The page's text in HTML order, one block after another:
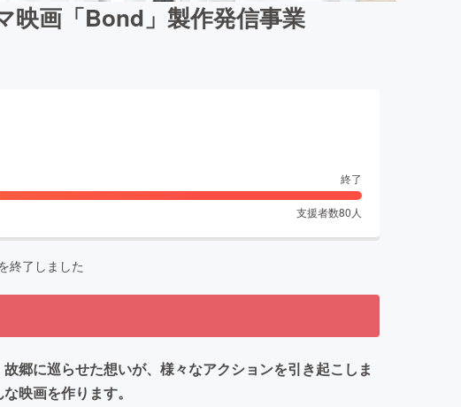
画「Bond」製作発信事業
終了
支援者数80 人
終了しました
郷に巡らせた想いが、様々なアクションを引き起こしま
映画を作ります。